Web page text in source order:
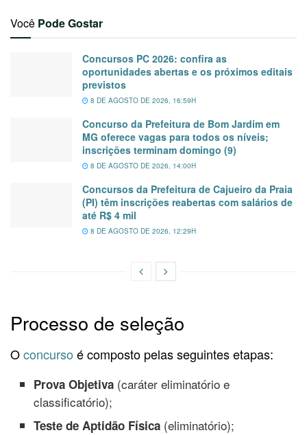
Você Pode Gostar
Concursos PC 2026: confira as
oportunidades abertas e os próximos editais
previstos
8 DE AGOSTO DE 2026, 16:59H
Concurso da Prefeitura de Bom Jardim em
MG oferece vagas para todos os níveis;
inscrições terminam domingo (9)
8 DE AGOSTO DE 2026, 14:00H
Concursos da Prefeitura de Cajueiro da Praia
(PI) têm inscrições reabertas com salários de
até R$ 4 mil
8 DE AGOSTO DE 2026, 12:29H
Processo de seleção
Oconcurso é composto pelas seguintes etapas:
Prova Objetiva (caráter eliminatório e
classificatório);
Teste de Aptidão Física (eliminatório);